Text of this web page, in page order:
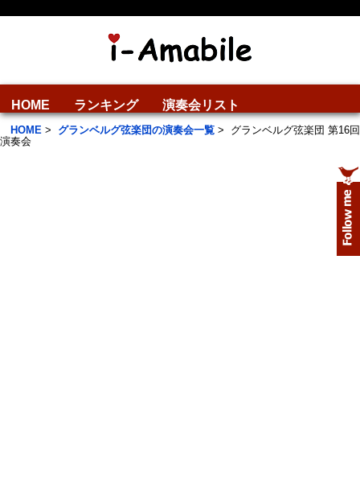
HOME ランキング 演奏会リスト
HOME > グランベルグ弦楽団の演奏会一覧 > グランベルグ弦楽団 第16回
演奏会